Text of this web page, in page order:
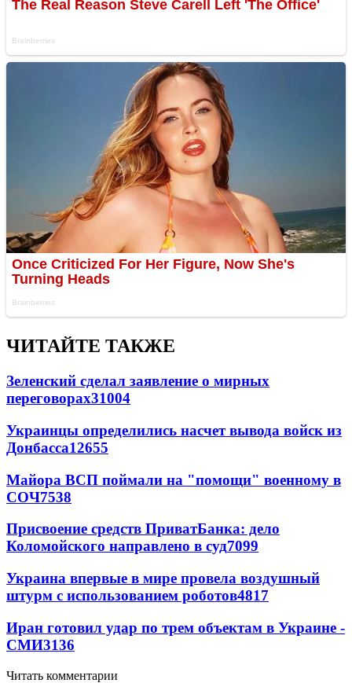
ЧИТАЙТЕ ТАКЖЕ
Зеленский сделал заявление о мирных
переговорах31004
Украинцы определились насчет вывода войск из
Донбасса12655
Майора ВСП поймали на "помощи" военному в
СОЧ7538
Присвоение средств ПриватБанка: дело
Коломойского направлено в суд7099
Украина впервые в мире провела воздушный
штурм с использованием роботов4817
Иран готовил удар по трем объектам в Украине -
СМИ3136
Читать комментарии